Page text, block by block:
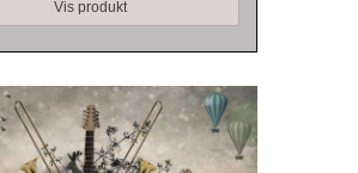
Vis produkt